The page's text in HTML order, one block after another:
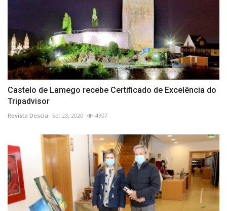
Castelo de Lamego recebe Certificado de Excelência do
Tripadvisor
Revista Descla Set 23, 2020 4907